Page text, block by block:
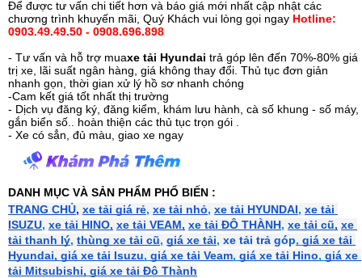
Để được tư vấn chi tiết hơn và báo giá mới nhất cập nhật các
chương trình khuyến mãi, Quý Khách vui lòng gọi ngay Hotline:
0903.49.49.50 - 0908.696.898
- Tư vấn và hỗ trợ muaxe tải Hyundai trả góp lên đến 70%-80% giá
trị xe, lãi suất ngân hàng, giá không thay đổi. Thủ tục đơn giản
nhanh gọn, thời gian xử lý hồ sơ nhanh chóng
-Cam kết giá tốt nhất thị trường
- Dịch vụ đăng ký, đăng kiểm, khám lưu hành, cà số khung - số máy,
gắn biển số.. hoàn thiện các thủ tục trọn gói .
- Xe có sẳn, đủ màu, giao xe ngay
DANH MỤC VÀ SẢN PHẨM PHỔ BIẾN :
TRANG CHỦ, xe tải giá rẻ, xe tải nhỏ, xe tải HYUNDAI, xe tải
ISUZU, xe tải HINO, xe tải VEAM, xe tải ĐÔ THÀNH, xe tải cũ, xe
tải thanh lý, thùng xe tải cũ, giá xe tải, xe tải trả góp, giá xe tải
Hyundai, giá xe tải Isuzu, giá xe tải Veam, giá xe tải Hino, giá xe
tải Mitsubishi, giá xe tải Đô Thành